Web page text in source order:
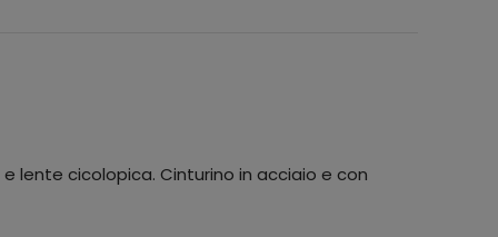
lente cicolopica. Cinturino in acciaio e con